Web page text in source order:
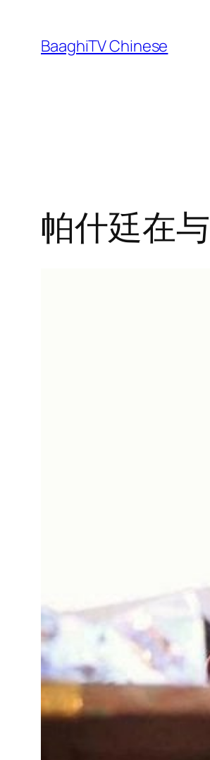
content
BaaghiTV Chinese
帕什廷在